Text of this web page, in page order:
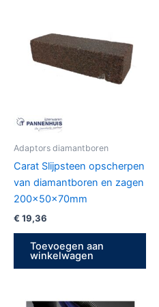
Adaptors diamantboren
Carat Slijpsteen opscherpen
van diamantboren en zagen
200x50x70mm
€ 19,36
Toevoegen aan
winkelwagen